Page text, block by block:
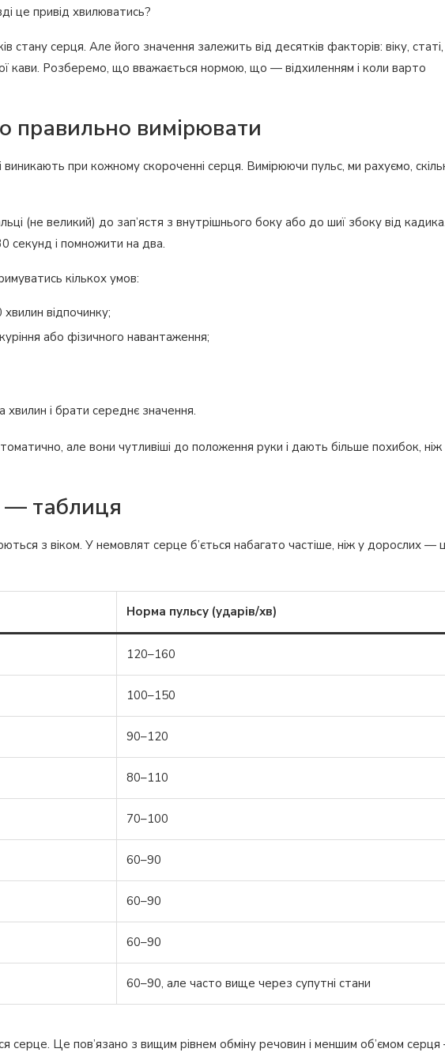
це привід хвилюватись?
стану серця. Але його значення залежить від десятків факторів: віку,
кави. Розберемо, що вважається нормою, що — відхиленням і коли варто
правильно вимірювати
при кожному скороченні серця. Вимірюючи пульс, ми рахуємо,
(не великий) до зап’ястя з внутрішнього боку або до шиї збоку від
секунд і помножити на два.
кількох умов:
відпочинку;
або фізичного навантаження;
хвилин і брати середнє значення.
але вони чутливіші до положення руки і дають більше похибок, ніж
— таблиця
з віком. У немовлят серце б’ється набагато частіше, ніж у дорослих —
Норма пульсу (ударів/хв)
120–160
100–150
90–120
80–110
70–100
60–90
60–90
60–90
60–90, але часто вище через супутні стани
серце. Це пов’язано з вищим рівнем обміну речовин і меншим об’ємом